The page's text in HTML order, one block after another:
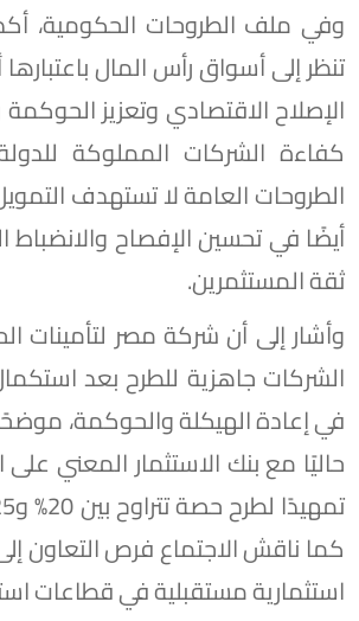
وفي ملف الطروحات الحكومية،
تنظر إلى أسواق رأس المال
الإصلاح الاقتصادي وتعزيز
كفاءة الشركات المملوكة
الطروحات العامة لا تستهدف
أيضًا في تحسين الإفصاح
ثقة المستثمرين.
وأشار إلى أن شركة مصر لتأمينات
الشركات جاهزية للطرح بعد
في إعادة الهيكلة والحوكمة،
حاليًا مع بنك الاستثمار المعني على
كما ناقش الاجتماع فرص التعاون
استثمارية مستقبلية في قطاعات